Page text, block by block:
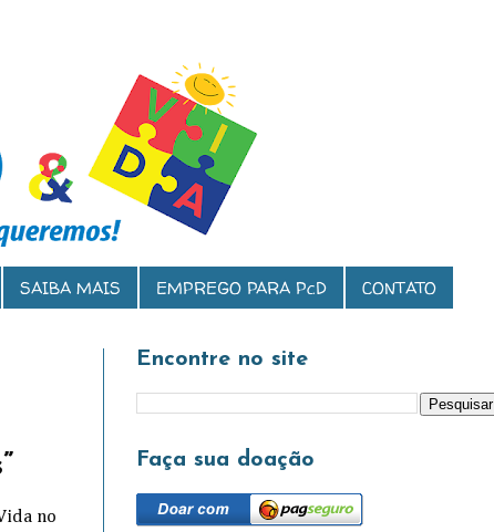
SAIBA MAIS EMPREGO PARA PcD CONTATO
no
Encontre no site
Faça sua doação